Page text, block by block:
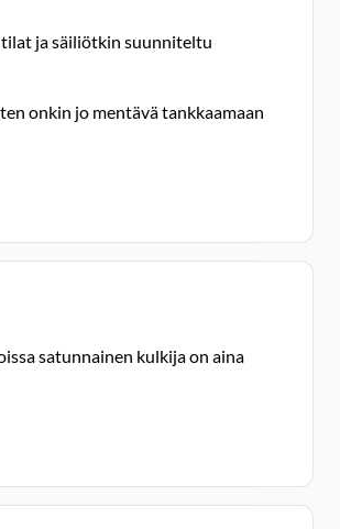
tilat ja säiliötkin suunniteltu
onkin jo mentävä tankkaamaan
satunnainen kulkija on aina